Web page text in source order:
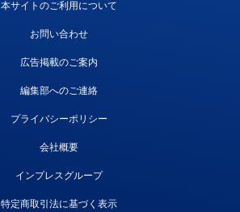
本サイトのご利用について
お問い合わせ
広告掲載のご案内
編集部へのご連絡
プライバシーポリシー
会社概要
インプレスグループ
特定商取引法に基づく表示